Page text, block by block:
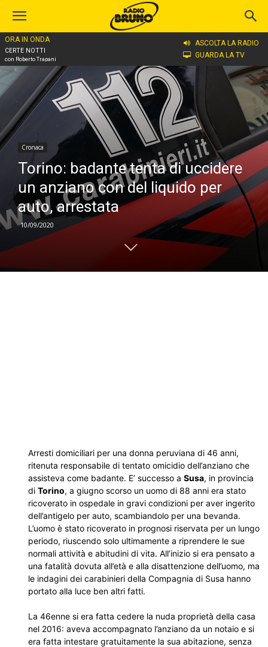
ORA IN ONDA
CERTE NOTTI
con Roberto Trapani
ASCOLTA LA RADIO
GUARDA LA TV
Home
Cronaca
Torino: badante tenta di uccidere
un anziano con del liquido per
auto, arrestata
10/09/2020
Arresti domiciliari per una donna peruviana di 46 anni,
ritenuta responsabile di tentato omicidio dell’anziano che
assisteva come badante. E’ successo a Susa, in provincia
di Torino, a giugno scorso un uomo di 88 anni era stato
ricoverato in ospedale in gravi condizioni per aver ingerito
dell’antigelo per auto, scambiandolo per una bevanda.
L’uomo è stato ricoverato in prognosi riservata per un lungo
periodo, riuscendo solo ultimamente a riprendere le sue
normali attività e abitudini di vita. All’inizio si era pensato a
una fatalità dovuta all’età e alla disattenzione dell’uomo, ma
le indagini dei carabinieri della Compagnia di Susa hanno
portato alla luce ben altri fatti.
La 46enne si era fatta cedere la nuda proprietà della casa
nel 2016: aveva accompagnato l’anziano da un notaio e si
era fatta intestare gratuitamente la sua abitazione, senza